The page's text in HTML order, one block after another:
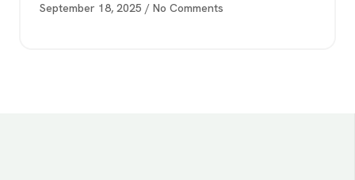
September 18, 2025 No Comments